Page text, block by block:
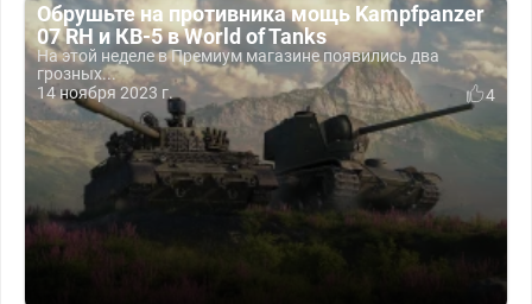
Обрушьте на противника мощь Kampfpanzer
07 RH и КВ-5 в World of Tanks
На этой неделе в Премиум магазине появились два
грозных...
14 ноября 2023 г.
4